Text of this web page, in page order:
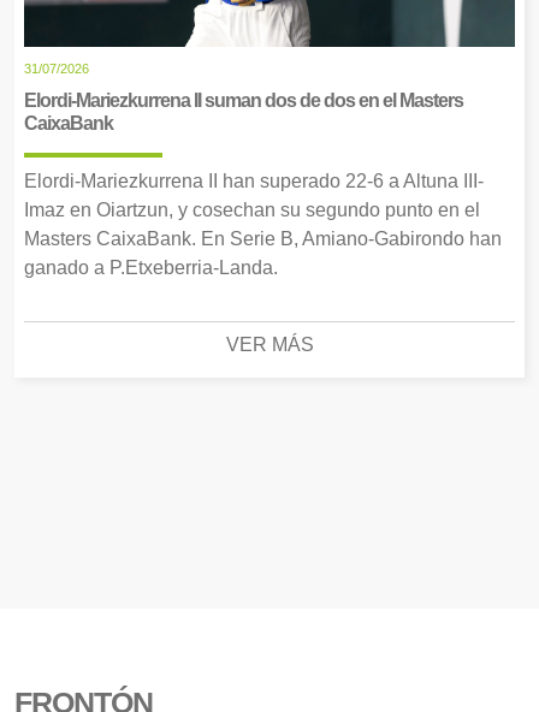
31/07/2026
Elordi-Mariezkurrena II suman dos de dos en el Masters
CaixaBank
Elordi-Mariezkurrena II han superado 22-6 a Altuna III-
Imaz en Oiartzun, y cosechan su segundo punto en el
Masters CaixaBank. En Serie B, Amiano-Gabirondo han
ganado a P.Etxeberria-Landa.
VER MÁS
FRONTÓN